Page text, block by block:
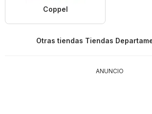
Coppel
Otras tiendas Tiendas
ANUNCIO